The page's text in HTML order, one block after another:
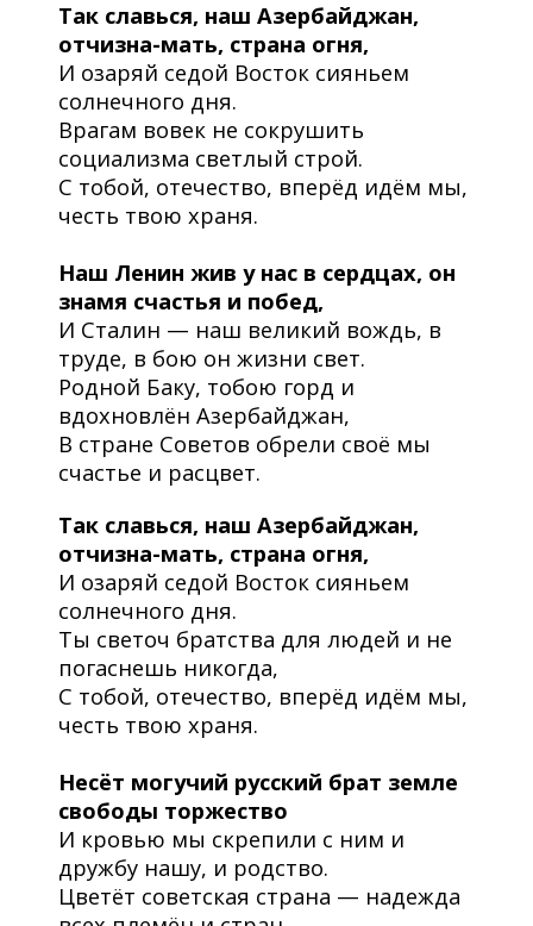
Так славься, наш Азербайджан,
отчизна-мать, страна огня,
И озаряй седой Восток сияньем
солнечного дня.
Врагам вовек не сокрушить
социализма светлый строй.
С тобой, отечество, вперёд идём мы,
честь твою храня.
Наш Ленин жив у нас в сердцах, он
знамя счастья и побед,
И Сталин — наш великий вождь, в
труде, в бою он жизни свет.
Родной Баку, тобою горд и
вдохновлён Азербайджан,
В стране Советов обрели своё мы
счастье и расцвет.
Так славься, наш Азербайджан,
отчизна-мать, страна огня,
И озаряй седой Восток сияньем
солнечного дня.
Ты светоч братства для людей и не
погаснешь никогда,
С тобой, отечество, вперёд идём мы,
честь твою храня.
Несёт могучий русский брат земле
свободы торжество
И кровью мы скрепили с ним и
дружбу нашу, и родство.
Цветёт советская страна — надежда